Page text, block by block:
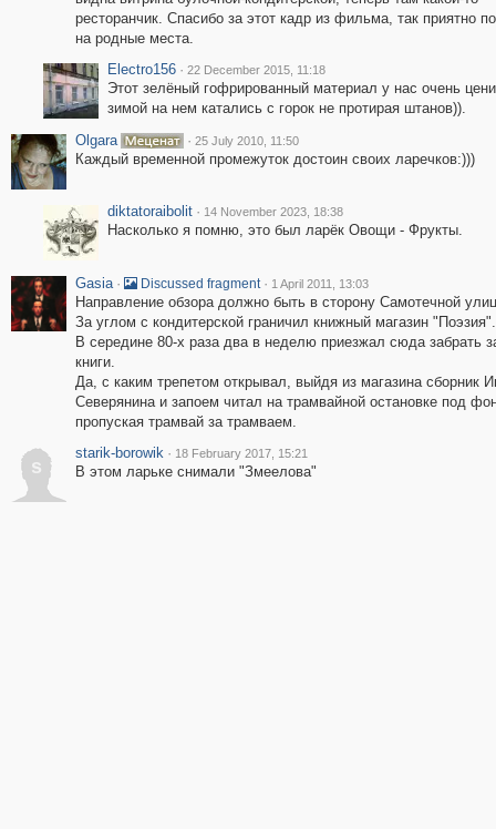
ресторанчик. Спасибо за этот кадр из фильма, так приятно
на родные места.
Electro156 · 22 December 2015, 11:18
Этот зелёный гофрированный материал у нас очень
зимой на нем катались с горок не протирая штанов)).
Olgara
· 25 July 2010, 11:50
Каждый временной промежуток достоин своих ларечков:)))
diktatoraibolit · 14 November 2023, 18:38
Насколько я помню, это был ларёк Овощи - Фрукты.
Gasia · Discussed fragment · 1 April 2011, 13:03
Направление обзора должно быть в сторону Самотечной
За углом с кондитерской граничил книжный магазин "Поэзия".
В середине 80-х раза два в неделю приезжал сюда забрать
книги.
Да, с каким трепетом открывал, выйдя из магазина сборник
Северянина и запоем читал на трамвайной остановке под
пропуская трамвай за трамваем.
s
starik-borowik · 18 February 2017, 15:21
В этом ларьке снимали "Змеелова"